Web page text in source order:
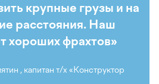
крупные грузы и на
расстояния. Наш
хороших фрахтов»
, капитан т/х «Конструктор